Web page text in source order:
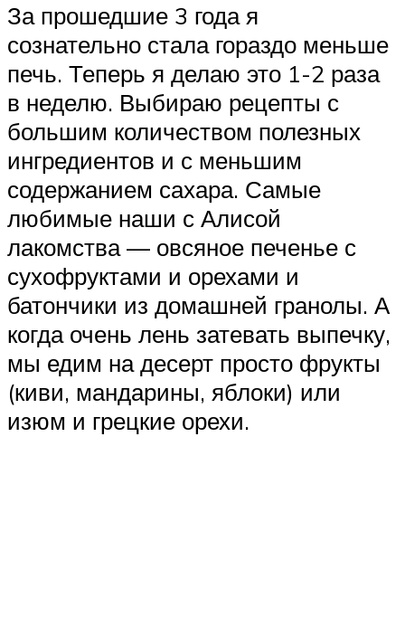
За прошедшие 3 года я
сознательно стала гораздо меньше
печь. Теперь я делаю это 1-2 раза
в неделю. Выбираю рецепты с
большим количеством полезных
ингредиентов и с меньшим
содержанием сахара. Самые
любимые наши с Алисой
лакомства — овсяное печенье с
сухофруктами и орехами и
батончики из домашней гранолы. А
когда очень лень затевать выпечку,
мы едим на десерт просто фрукты
(киви, мандарины, яблоки) или
изюм и грецкие орехи.